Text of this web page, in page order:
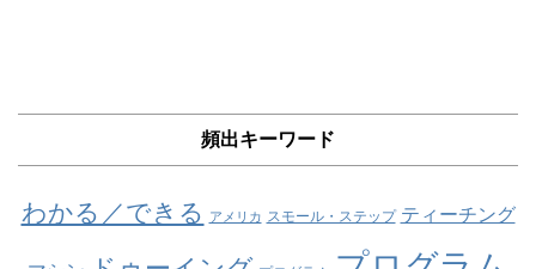
頻出キーワード
わかる／できる アメリカ スモール・ステップ ティーチング